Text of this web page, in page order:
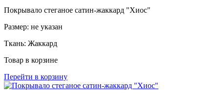
Покрывало стеганое сатин-жаккард "Хиос"
Размер: не указан
Ткань: Жаккард
Товар в корзине
Перейти в корзину